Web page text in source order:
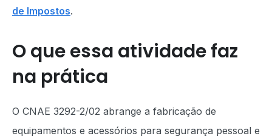
de Impostos.
O que essa atividade faz
na prática
O CNAE 3292-2/02 abrange a fabricação de
equipamentos e acessórios para segurança pessoal e